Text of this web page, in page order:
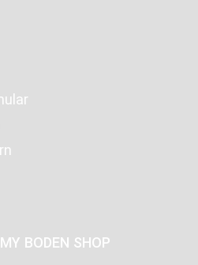
BODEN SHOP